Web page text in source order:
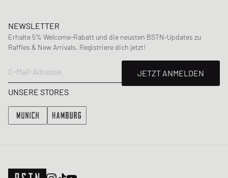
NEWSLETTER
Erhalte 5% Welcome-Rabatt und die neusten BSTN-Updates zu
Raffles & New Arrivals. Registriere dich jetzt!
E-Mail-Adresse
JETZT ANMELDEN
UNSERE STORES